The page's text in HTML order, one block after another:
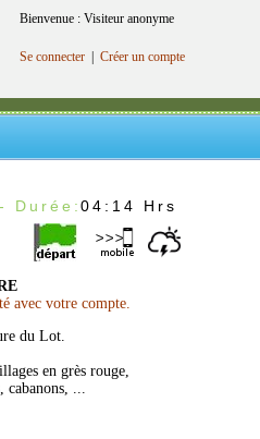
Bienvenue : Visiteur anonyme
Se connecter Créer un compte
- Durée:04:14 Hrs
avec votre compte.
du Lot.
en grès rouge,
cabanons, ...